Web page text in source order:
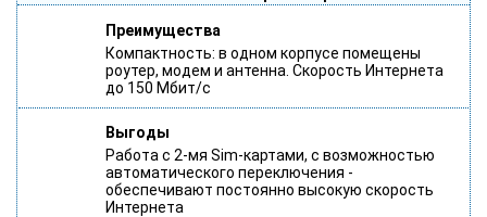
Преимущества
Компактность: в одном корпусе помещены
роутер, модем и антенна. Скорость Интернета
до 150 Мбит/с
Выгоды
Работа с 2-мя Sim-картами, с возможностью
автоматического переключения -
обеспечивают постоянно высокую скорость
Интернета